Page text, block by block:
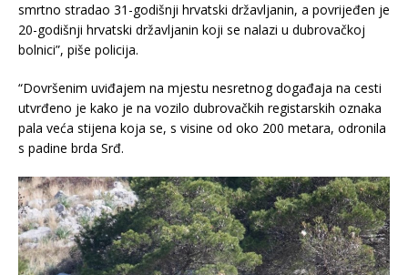
smrtno stradao 31-godišnji hrvatski državljanin, a povrijeđen je
20-godišnji hrvatski državljanin koji se nalazi u dubrovačkoj
bolnici”, piše policija.
“Dovršenim uviđajem na mjestu nesretnog događaja na cesti
utvrđeno je kako je na vozilo dubrovačkih registarskih oznaka
pala veća stijena koja se, s visine od oko 200 metara, odronila
s padine brda Srđ.